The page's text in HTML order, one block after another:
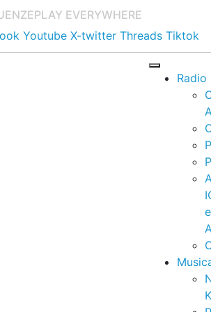
PLAY EVERYWHERE
Youtube X-twitter Threads Tiktok
Radio
e